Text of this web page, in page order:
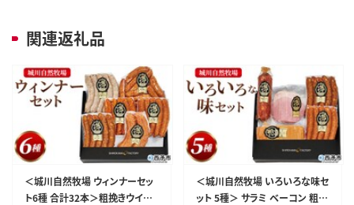
関連返礼品
＜城川自然牧場 ウィンナーセッ
ト6種 合計32本＞粗挽きウイン
＜城川自然牧場 いろいろな味セ
ット 5種＞ サラミ ベーコン 粗挽